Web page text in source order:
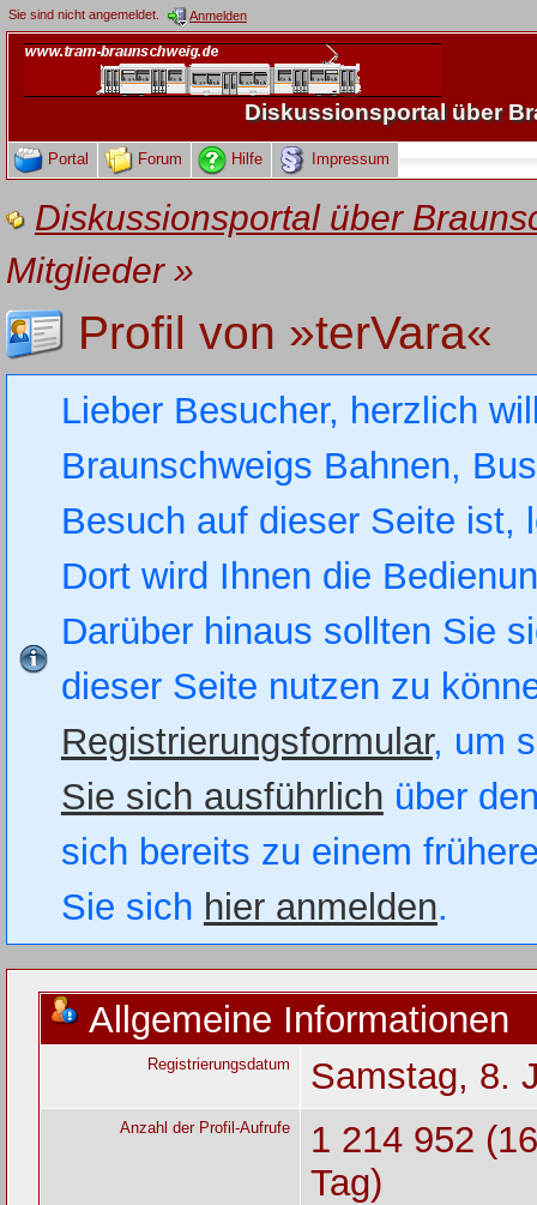
Sie sind nicht angemeldet. Anmelden
Diskussionsportal über
Portal Forum Hilfe Impressum
Diskussionsportal über
Mitglieder»
Profil von »terVara«
Lieber Besucher, herzlich
Braunschweigs Bahnen,
Besuch auf dieser Seite
Dort wird Ihnen die
Darüber hinaus sollten Sie
dieser Seite nutzen zu
Registrierungsformular, um
Sie sich ausführlich über
sich bereits zu einem
Sie sich hier anmelden.
Allgemeine Informationen
Registrierungsdatum Samstag, 8.
Anzahl der Profil-Aufrufe
1 214 952
Tag)